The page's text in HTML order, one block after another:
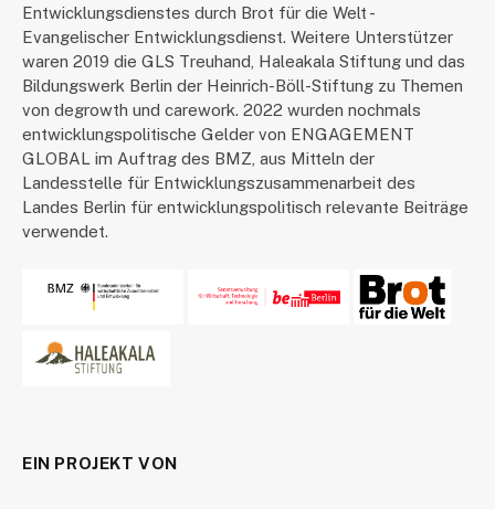
Entwicklungsdienstes durch Brot für die Welt -
Evangelischer Entwicklungsdienst. Weitere Unterstützer
waren 2019 die GLS Treuhand, Haleakala Stiftung und das
Bildungswerk Berlin der Heinrich-Böll-Stiftung zu Themen
von degrowth und carework. 2022 wurden nochmals
entwicklungspolitische Gelder von ENGAGEMENT
GLOBAL im Auftrag des BMZ, aus Mitteln der
Landesstelle für Entwicklungszusammenarbeit des
Landes Berlin für entwicklungspolitisch relevante Beiträge
verwendet.
EIN PROJEKT VON